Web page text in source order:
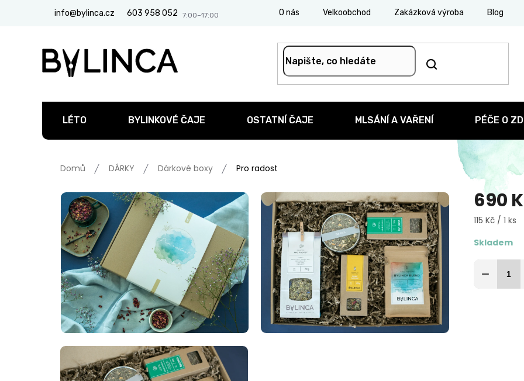
603 958 052
info@bylinca.cz O nás Velkoobchod Zakázková výroba Blog
LÉTO BYLINKOVÉ ČAJE OSTATNÍ ČAJE MLSÁNÍ A VAŘENÍ PÉČE O
Domů DÁRKY Dárkové boxy Pro radost
690
Měrná
115 Kč / 1 ks
Skladem